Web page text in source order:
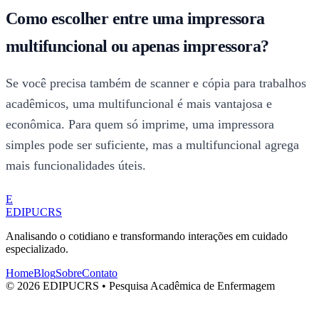
Como escolher entre uma impressora
multifuncional ou apenas impressora?
Se você precisa também de scanner e cópia para trabalhos
acadêmicos, uma multifuncional é mais vantajosa e
econômica. Para quem só imprime, uma impressora
simples pode ser suficiente, mas a multifuncional agrega
mais funcionalidades úteis.
E
EDIPUCRS
Analisando o cotidiano e transformando interações em cuidado
especializado.
HomeBlogSobreContato
© 2026 EDIPUCRS • Pesquisa Acadêmica de Enfermagem